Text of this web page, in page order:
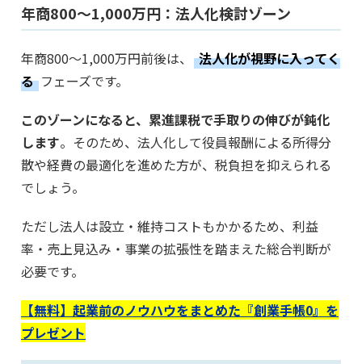
年商800～1,000万円：法人化検討ゾーン
年商800～1,000万円前後は、
法人化が視野に入ってく
る フェーズです。
このゾーンになると、累進課税で手取りの伸びが鈍化
します。そのため、法人化して役員報酬による所得分
散や経費の最適化を進めた方が、税負担を抑えられる
でしょう。
ただし法人は設立・維持コストもかかるため、利益
率・売上見込み・事業の拡張性を踏まえた総合判断が
必要です。
【無料】起業前のノウハウをまとめた『創業手帳0』を
プレゼント